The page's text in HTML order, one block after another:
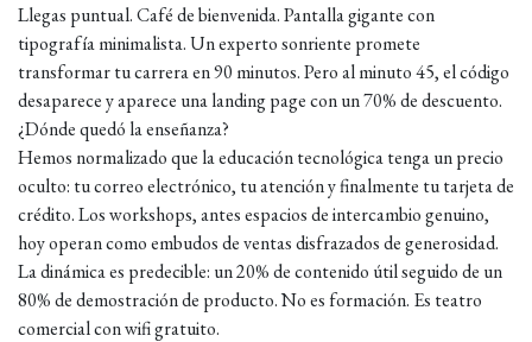
Llegas puntual. Café de bienvenida. Pantalla gigante con
tipografía minimalista. Un experto sonriente promete
transformar tu carrera en 90 minutos. Pero al minuto 45, el código
desaparece y aparece una landing page con un 70% de descuento.
¿Dónde quedó la enseñanza?
Hemos normalizado que la educación tecnológica tenga un precio
oculto: tu correo electrónico, tu atención y finalmente tu tarjeta de
crédito. Los workshops, antes espacios de intercambio genuino,
hoy operan como embudos de ventas disfrazados de generosidad.
La dinámica es predecible: un 20% de contenido útil seguido de un
80% de demostración de producto. No es formación. Es teatro
comercial con wifi gratuito.